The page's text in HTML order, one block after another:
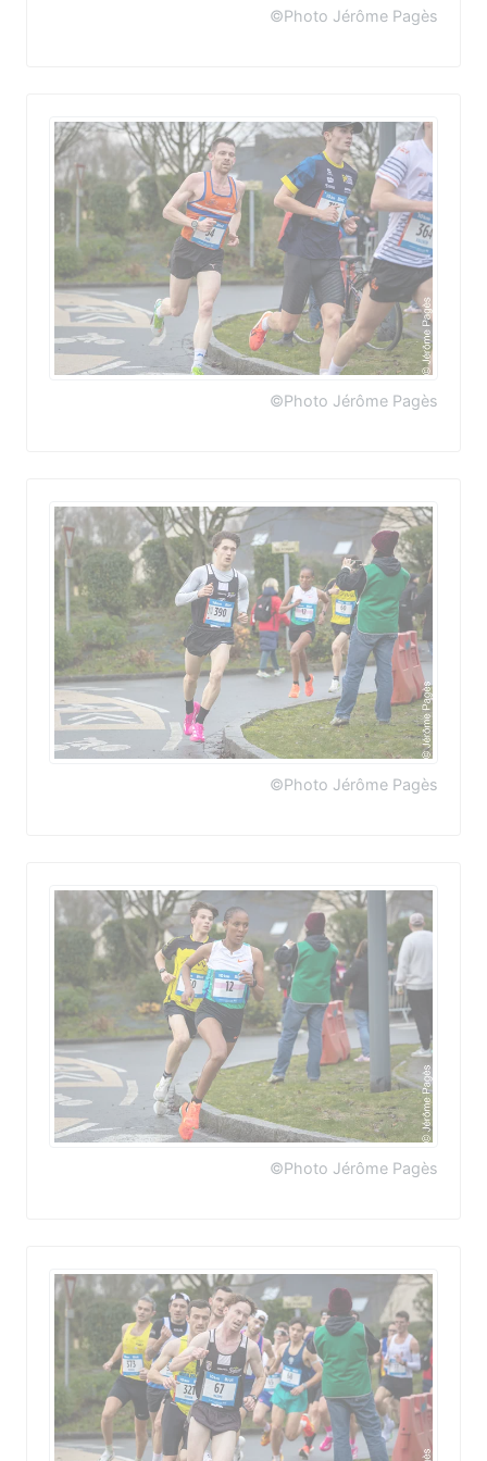
©Photo Jérôme Pagès
©Photo Jérôme Pagès
©Photo Jérôme Pagès
©Photo Jérôme Pagès